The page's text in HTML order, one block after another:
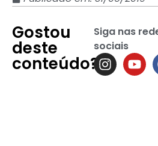
Gostou
deste
conteúdo?
Siga nas
sociais